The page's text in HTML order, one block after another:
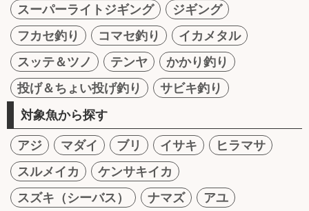
スーパーライトジギング
ジギング
フカセ釣り
コマセ釣り
イカメタル
スッテ＆ツノ
テンヤ
かかり釣り
投げ＆ちょい投げ釣り
サビキ釣り
対象魚から探す
アジ マダイ ブリ イサキ
ヒラマサ
スルメイカ
ケンサキイカ
スズキ（シーバス）
ナマズ
アユ